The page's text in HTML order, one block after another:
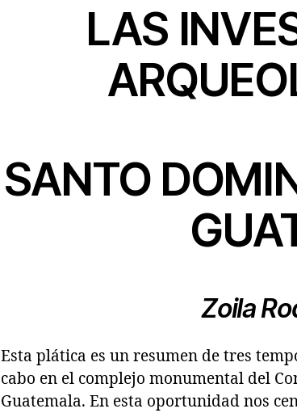
LAS
SANTO
Zoila
Esta plática es un resumen de tres
cabo en el complejo monumental del
Guatemala. En esta oportunidad nos